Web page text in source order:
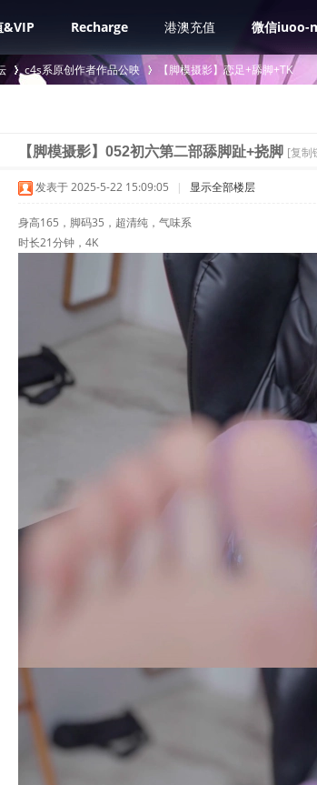
&VIP Recharge 港澳充值 微信iuoo-
c4s系原创作者作品公映
›
【脚模摄影】恋足+舔脚+TK
【脚模摄影】052初六第二部舔脚趾+挠脚 [复制
发表于 2025-5-22 15:09:05 | 显示全部楼层
身高165，脚码35，超清纯，气味系
时长21分钟，4K